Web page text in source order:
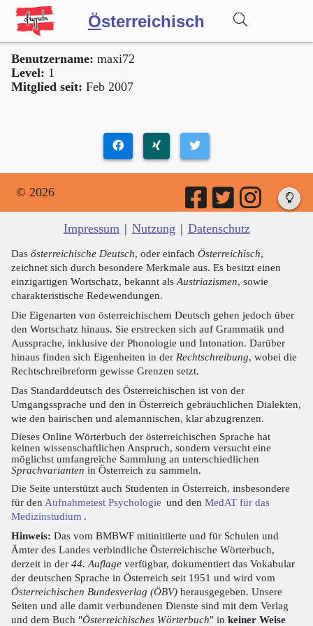
Österreichisch
Wörterbuch
Benutzername: maxi72
Level: 1
Mitglied seit: Feb 2007
© 2026
Impressum | Nutzung | Datenschutz
Das österreichische Deutsch, oder einfach Österreichisch,
zeichnet sich durch besondere Merkmale aus. Es besitzt einen
einzigartigen Wortschatz, bekannt als Austriazismen, sowie
charakteristische Redewendungen.
Die Eigenarten von österreichischem Deutsch gehen jedoch über
den Wortschatz hinaus. Sie erstrecken sich auf Grammatik und
Aussprache, inklusive der Phonologie und Intonation. Darüber
hinaus finden sich Eigenheiten in der Rechtschreibung, wobei die
Rechtschreibreform gewisse Grenzen setzt.
Das Standarddeutsch des Österreichischen ist von der
Umgangssprache und den in Österreich gebräuchlichen Dialekten,
wie den bairischen und alemannischen, klar abzugrenzen.
Dieses Online Wörterbuch der österreichischen Sprache hat
keinen wissenschaftlichen Anspruch, sondern versucht eine
möglichst umfangreiche Sammlung an unterschiedlichen
Sprachvarianten in Österreich zu sammeln.
Die Seite unterstützt auch Studenten in Österreich, insbesondere
für den Aufnahmetest Psychologie und den MedAT für das
Medizinstudium .
Hinweis: Das vom BMBWF mitinitiierte und für Schulen und
Ämter des Landes verbindliche Österreichische Wörterbuch,
derzeit in der 44. Auflage verfügbar, dokumentiert das Vokabular
der deutschen Sprache in Österreich seit 1951 und wird vom
Österreichischen Bundesverlag (ÖBV) herausgegeben. Unsere
Seiten und alle damit verbundenen Dienste sind mit dem Verlag
und dem Buch "Österreichisches Wörterbuch" in keiner Weise